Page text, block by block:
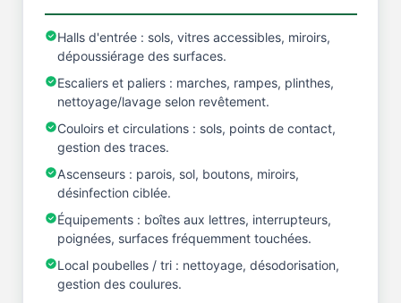
Halls d'entrée : sols, vitres accessibles, miroirs,
dépoussiérage des surfaces.
Escaliers et paliers : marches, rampes, plinthes,
nettoyage/lavage selon revêtement.
Couloirs et circulations : sols, points de contact,
gestion des traces.
Ascenseurs : parois, sol, boutons, miroirs,
désinfection ciblée.
Équipements : boîtes aux lettres, interrupteurs,
poignées, surfaces fréquemment touchées.
Local poubelles / tri : nettoyage, désodorisation,
gestion des coulures.